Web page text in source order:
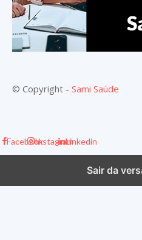
© Copyright - Sami Saúde
FacebookInstagramLinkedin
Sair da